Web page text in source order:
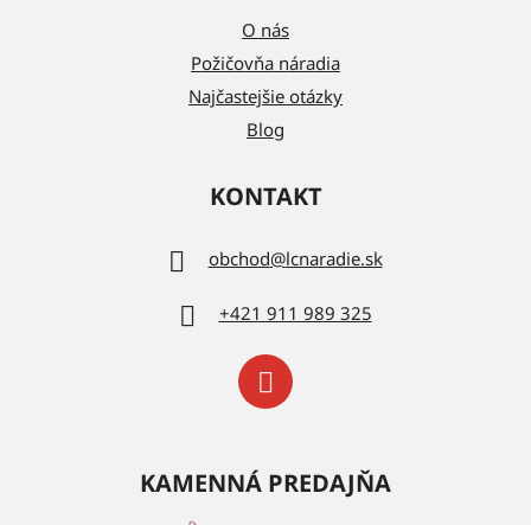
O nás
Požičovňa náradia
Najčastejšie otázky
Blog
KONTAKT
obchod@lcnaradie.sk
+421 911 989 325
KAMENNÁ PREDAJŇA